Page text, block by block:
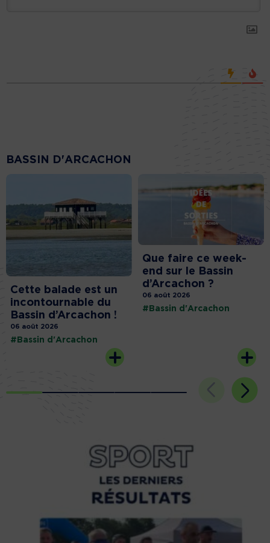
BASSIN D'ARCACHON
Cette balade est un
incontournable du
Bassin d’Arcachon !
06 août 2026
#Bassin d'Arcachon
Que faire ce week-
end sur le Bassin
d’Arcachon ?
06 août 2026
#Bassin d'Arcachon